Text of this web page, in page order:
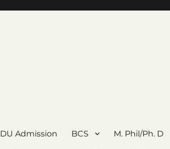
DU Admission BCS M. Phil/Ph. D